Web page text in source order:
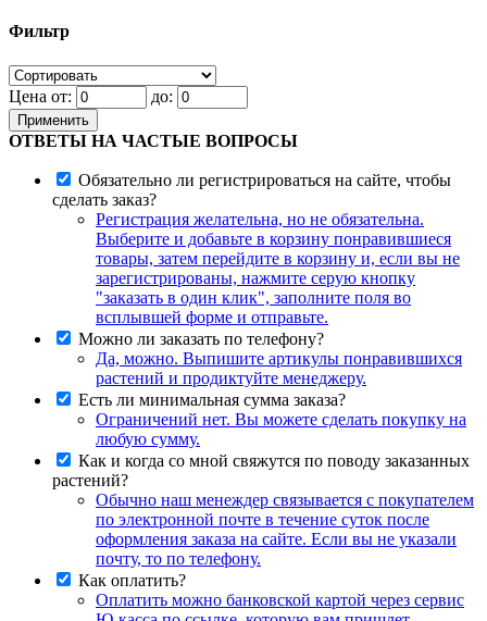
Фильтр
Цена от: до:
Применить
ОТВЕТЫ НА ЧАСТЫЕ ВОПРОСЫ
Обязательно ли регистрироваться на сайте, чтобы
сделать заказ?
Регистрация желательна, но не обязательна.
Выберите и добавьте в корзину понравившиеся
товары, затем перейдите в корзину и, если вы не
зарегистрированы, нажмите серую кнопку
"заказать в один клик", заполните поля во
всплывшей форме и отправьте.
Можно ли заказать по телефону?
Да, можно. Выпишите артикулы понравившихся
растений и продиктуйте менеджеру.
Есть ли минимальная сумма заказа?
Ограничений нет. Вы можете сделать покупку на
любую сумму.
Как и когда со мной свяжутся по поводу заказанных
растений?
Обычно наш менеждер связывается с покупателем
по электронной почте в течение суток после
оформления заказа на сайте. Если вы не указали
почту, то по телефону.
Как оплатить?
Оплатить можно банковской картой через сервис